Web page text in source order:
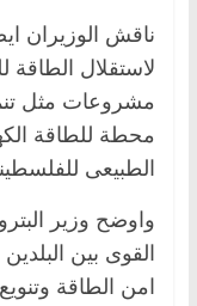
ناقش الوزيران
لاستقلال
مشروعات مثل
محطة للطاقة
الطبيعى
واوضح وزير
القوى بين
امن الطاقة